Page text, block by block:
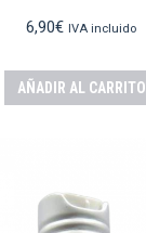
6,90€ IVA incluido
AÑADIR AL CARRITO